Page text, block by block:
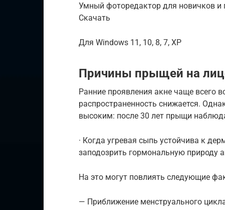
Умный фоторедактор для новичков и
Скачать
Для Windows 11, 10, 8, 7, ХР
Причины прыщей на
Ранние проявления акне чаще всего
распространенность снижается.
высоким: после 30 лет прыщи
· Когда угревая сыпь устойчива к
заподозрить гормональную природу
На это могут повлиять следующие
— Приближение менструального